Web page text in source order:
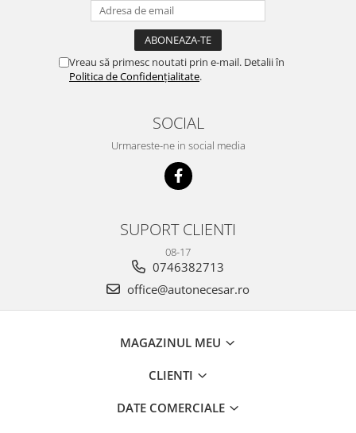
Vreau să primesc noutati prin e-mail. Detalii în
Politica de Confidențialitate.
SOCIAL
Urmareste-ne in social media
SUPORT CLIENTI
08-17
0746382713
office@autonecesar.ro
MAGAZINUL MEU
CLIENTI
DATE COMERCIALE